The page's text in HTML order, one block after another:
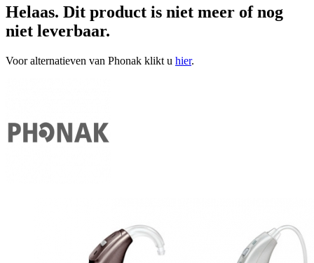
Helaas. Dit product is niet meer of nog
niet leverbaar.
Voor alternatieven van Phonak klikt u hier.